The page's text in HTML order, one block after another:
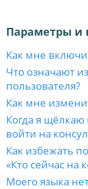
Параметры и
Как мне
Что означают
пользователя?
Как мне
Когда я щёлкаю
войти на
Как избежать
«Кто сейчас на
Моего языка